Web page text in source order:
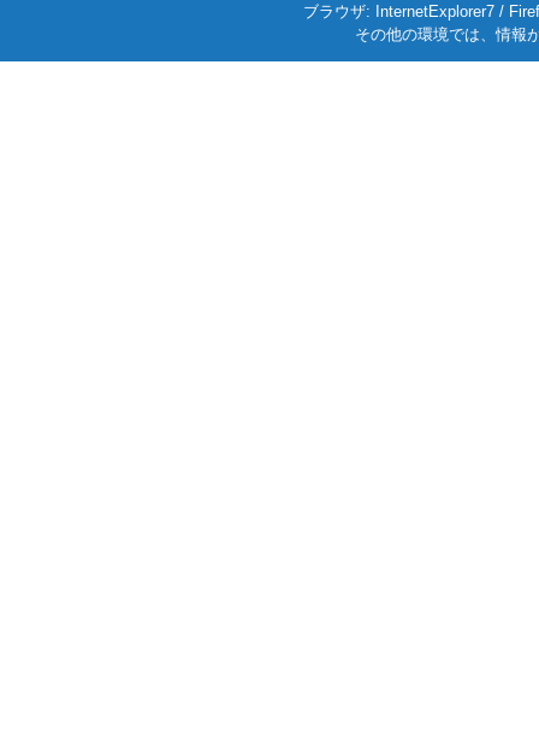
ブラウザ: InternetExplorer7 /
その他の環境では、情報